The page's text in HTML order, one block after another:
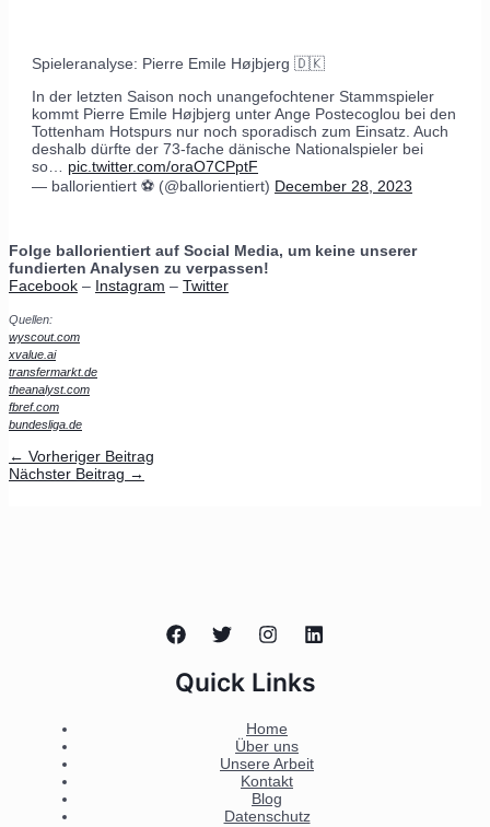
Spieleranalyse: Pierre Emile Højbjerg 🇩🇰
In der letzten Saison noch unangefochtener Stammspieler
kommt Pierre Emile Højbjerg unter Ange Postecoglou bei den
Tottenham Hotspurs nur noch sporadisch zum Einsatz. Auch
deshalb dürfte der 73-fache dänische Nationalspieler bei
so… pic.twitter.com/oraO7CPptF
— ballorientiert ⚽️ (@ballorientiert) December 28, 2023
Folge ballorientiert auf Social Media, um keine unserer
fundierten Analysen zu verpassen!
Facebook – Instagram – Twitter
Quellen:
wyscout.com
xvalue.ai
transfermarkt.de
theanalyst.com
fbref.com
bundesliga.de
← Vorheriger Beitrag
Nächster Beitrag →
Quick Links
Home
Über uns
Unsere Arbeit
Kontakt
Blog
Datenschutz